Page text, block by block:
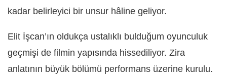
kadar belirleyici bir unsur hâline geliyor.
Elit İşcan’ın oldukça ustalıklı bulduğum oyunculuk
geçmişi de filmin yapısında hissediliyor. Zira
anlatının büyük bölümü performans üzerine kurulu.